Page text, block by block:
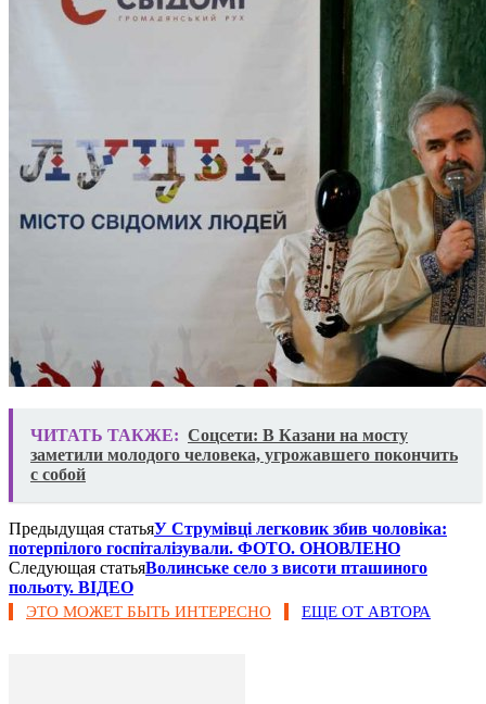
ЧИТАТЬ ТАКЖЕ: Соцсети: В Казани на мосту
заметили молодого человека, угрожавшего покончить
с собой
Предыдущая статьяУ Струмівці легковик збив чоловіка:
потерпілого госпіталізували. ФОТО. ОНОВЛЕНО
Следующая статьяВолинське село з висоти пташиного
польоту. ВІДЕО
ЭТО МОЖЕТ БЫТЬ ИНТЕРЕСНО ЕЩЕ ОТ АВТОРА